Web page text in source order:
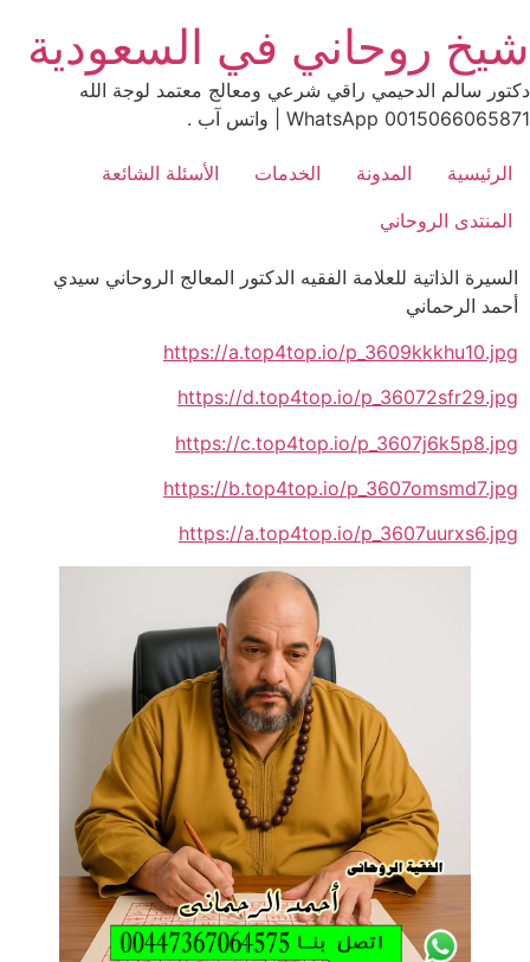
to
content
شيخ روحاني في السعودية
دكتور سالم الدحيمي راقي شرعي ومعالج معتمد لوجة الله
0015066065871 WhatsApp | واتس آب .
الرئيسية المدونة الخدمات
الأسئلة الشائعة
المنتدى الروحاني
السيرة الذاتية للعلامة الفقيه الدكتور المعالج الروحاني سيدي
أحمد الرحماني
https://a.top4top.io/p_3609kkkhu10.jpg
https://d.top4top.io/p_36072sfr29.jpg
https://c.top4top.io/p_3607j6k5p8.jpg
https://b.top4top.io/p_3607omsmd7.jpg
https://a.top4top.io/p_3607uurxs6.jpg